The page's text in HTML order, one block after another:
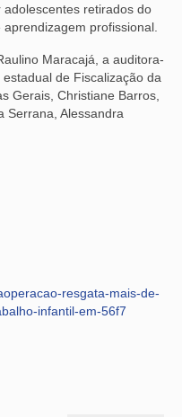
retirados do
profissional.
Maracajá, a auditora-
de Fiscalização da
Gerais, Christiane Barros,
Serrana, Alessandra
resgata-mais-de-
infantil-em-56f7